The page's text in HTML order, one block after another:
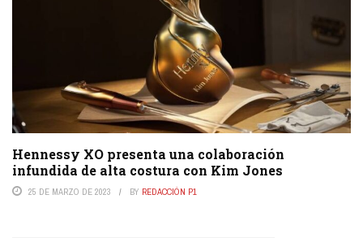
Hennessy XO presenta una colaboración
infundida de alta costura con Kim Jones
25 DE MARZO DE 2023 BY REDACCIÓN P1